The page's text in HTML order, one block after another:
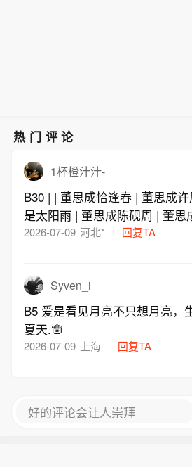
热门评论
1杯橙汁汁-
B30 | | 董思成恰逢春 | 董思成许凤佳 | 董思成今天
是太阳雨 | 董思成陈砚周 | 董思
成叶限 | 董思成明月苍茫 | 董思
2026-07-09 河北* 回复TA
Syven_i
B5 爱是看见月亮不只想月亮，
夏天.🪬
2026-07-09 上海 回复TA
好的评论会让人崇拜